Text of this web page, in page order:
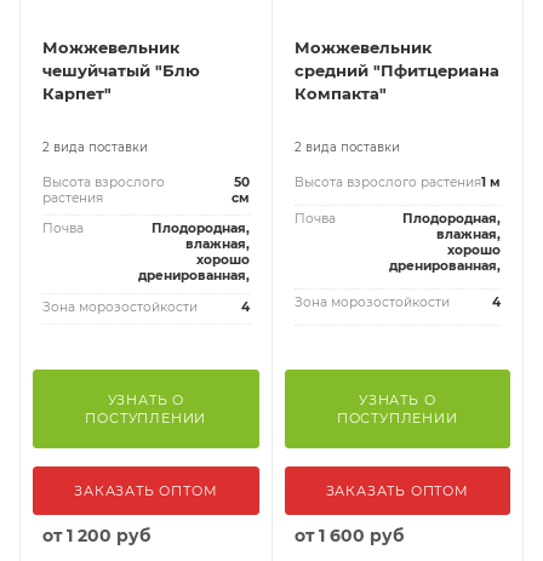
Можжевельник
чешуйчатый "Блю
Карпет"
2 вида поставки
Высота взрослого
растения
50
см
Почва
Плодородная,
влажная,
хорошо
дренированная,
Зона морозостойкости
4
УЗНАТЬ О
ПОСТУПЛЕНИИ
ЗАКАЗАТЬ ОПТОМ
от1 200 руб
Можжевельник
средний "Пфитцериана
Компакта"
2 вида поставки
Высота взрослого растения1 м
Почва
Плодородная,
влажная,
хорошо
дренированная,
Зона морозостойкости 4
УЗНАТЬ О
ПОСТУПЛЕНИИ
ЗАКАЗАТЬ ОПТОМ
от1 600 руб